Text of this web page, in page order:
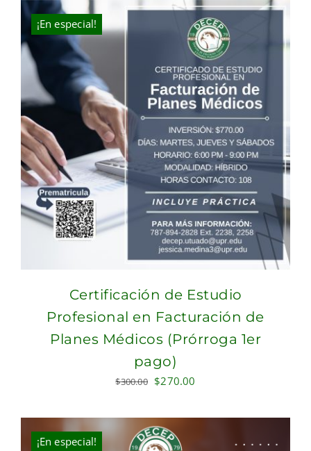
¡En especial!
Certificación de Estudio
Profesional en Facturación de
Planes Médicos (Prórroga 1er
pago)
$300.00 Original
was:
$300.00.
$270.00
is:
¡En especial!